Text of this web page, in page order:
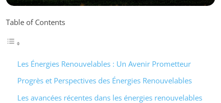
Table of Contents
Les Énergies Renouvelables : Un Avenir Prometteur
Progrès et Perspectives des Énergies Renouvelables
Les avancées récentes dans les énergies renouvelables